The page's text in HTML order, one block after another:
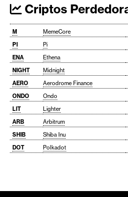
Criptos
M MemeCore
PI
Pi
ENA
Ethena
NIGHT
Midnight
AERO
Aerodrome Finance
ONDO
Ondo
LIT
Lighter
ARB
Arbitrum
SHIB
Shiba Inu
DOT
Polkadot